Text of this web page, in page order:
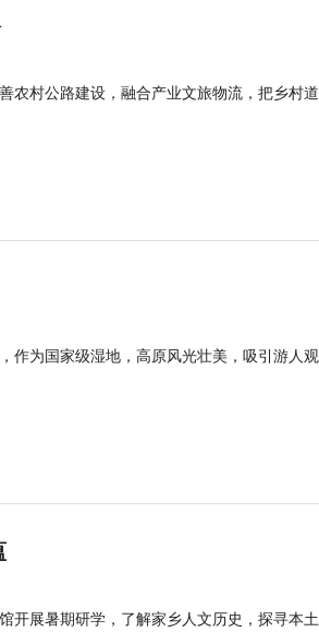
农村公路建设，融合产业文旅物流，把乡村
作为国家级湿地，高原风光壮美，吸引游人观
开展暑期研学，了解家乡人文历史，探寻本